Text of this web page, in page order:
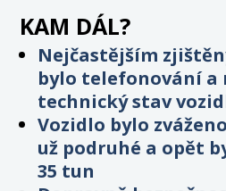
KAM DÁL?
Nejčastějším
bylo telefonování a
technický stav
Vozidlo bylo
už podruhé a opět
35 tun